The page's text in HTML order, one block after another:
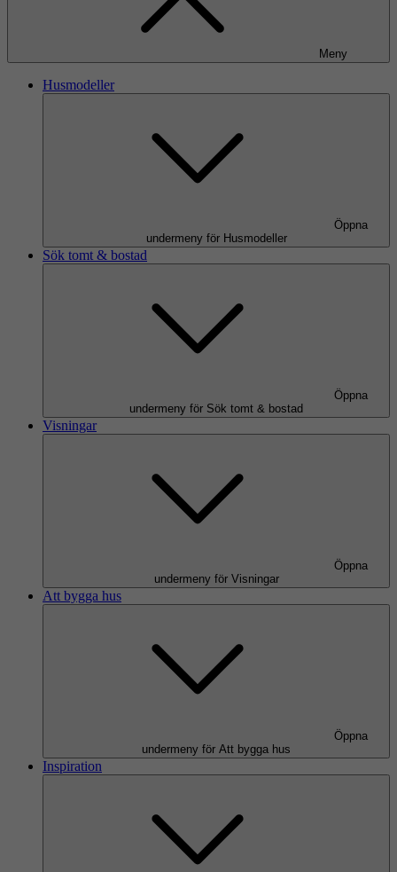
Meny
Husmodeller
Öppna
undermeny för Husmodeller
Sök tomt & bostad
Öppna
undermeny för Sök tomt & bostad
Visningar
Öppna
undermeny för Visningar
Att bygga hus
Öppna
undermeny för Att bygga hus
Inspiration